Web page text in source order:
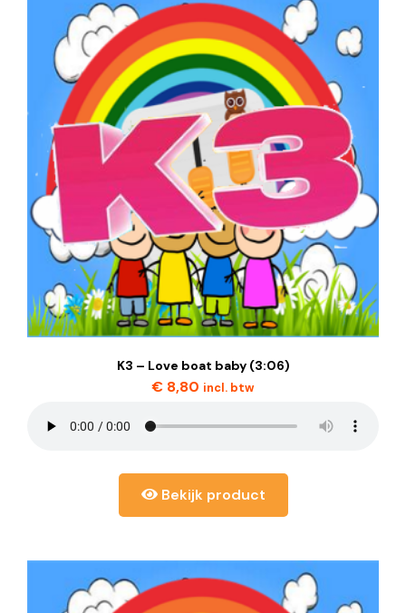
K3 – Love boat baby (3:06)
€ 8,80 incl. btw
Bekijk product